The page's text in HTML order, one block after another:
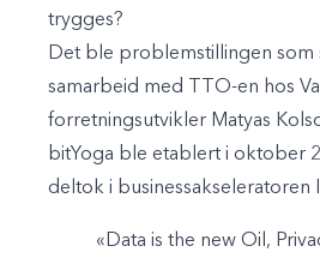
trygges?
Det ble problemstillingen som
samarbeid med TTO-en hos
forretningsutvikler Matyas
bitYoga ble etablert i oktober
deltok i businessakseleratoren
«Data is the new Oil,